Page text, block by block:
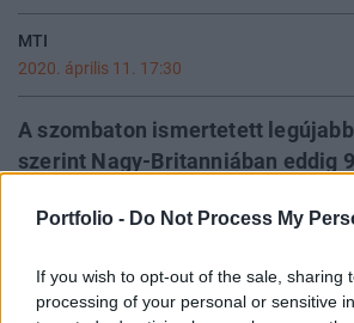
Portfolio - Do Not Process My
If you wish to opt-out of the sale, sharing
processing of your personal or sensitive
MTI
2020. április 11. 17:30
A szombaton ismertetett
szerint Nagy-Britanniában eddig
meg az új típusú koronavírus
Ez azt jelenti, hogy az elmúlt 24
A halálos áldozatok napi száma